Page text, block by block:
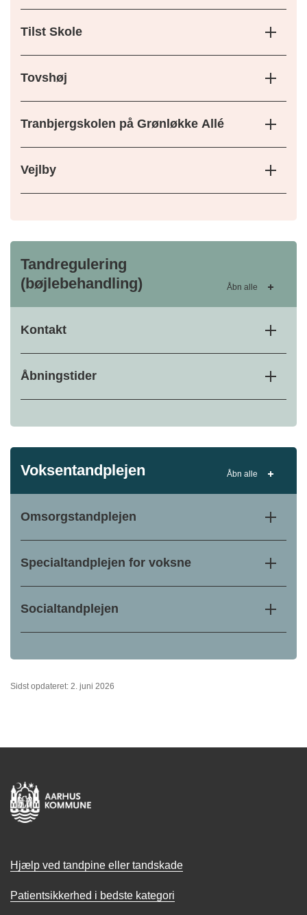
Tilst Skole
Tovshøj
Tranbjergskolen på Grønløkke Allé
Vejlby
Tandregulering
(bøjlebehandling)
Åbn alle
Kontakt
Åbningstider
Voksentandplejen Åbn alle
Omsorgstandplejen
Specialtandplejen for voksne
Socialtandplejen
Sidst opdateret: 2. juni 2026
Hjælp ved tandpine eller tandskade
Patientsikkerhed i bedste kategori